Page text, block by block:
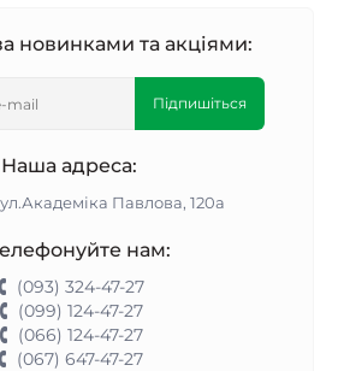
новинками та акціями:
Підпишіться
Наша адреса:
Павлова, 120а
нам:
(093) 324-47-27
(099) 124-47-27
(066) 124-47-27
(067) 647-47-27